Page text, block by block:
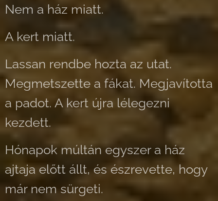
Nem a ház miatt.
A kert miatt.
Lassan rendbe hozta az utat.
Megmetszette a fákat. Megjavította
a padot. A kert újra lélegezni
kezdett.
Hónapok múltán egyszer a ház
ajtaja előtt állt, és észrevette, hogy
már nem sürgeti.